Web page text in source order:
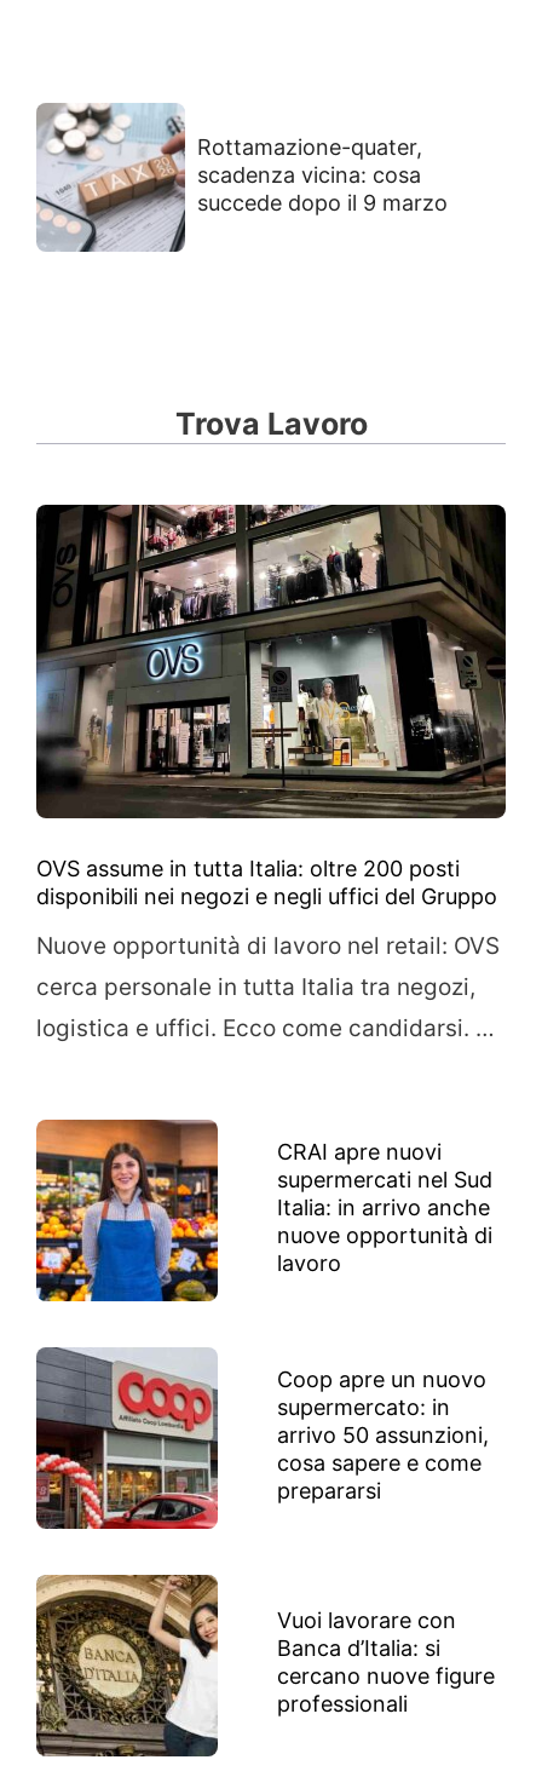
Rottamazione-quater,
scadenza vicina: cosa
succede dopo il 9 marzo
Trova Lavoro
OVS assume in tutta Italia: oltre 200 posti
disponibili nei negozi e negli uffici del Gruppo
Nuove opportunità di lavoro nel retail: OVS
cerca personale in tutta Italia tra negozi,
logistica e uffici. Ecco come candidarsi. …
CRAI apre nuovi
supermercati nel Sud
Italia: in arrivo anche
nuove opportunità di
lavoro
Coop apre un nuovo
supermercato: in
arrivo 50 assunzioni,
cosa sapere e come
prepararsi
Vuoi lavorare con
Banca d’Italia: si
cercano nuove figure
professionali